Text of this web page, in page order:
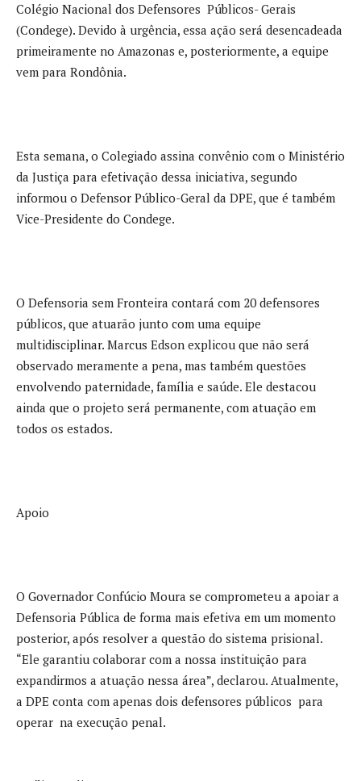
Colégio Nacional dos Defensores Públicos- Gerais
(Condege). Devido à urgência, essa ação será desencadeada
primeiramente no Amazonas e, posteriormente, a equipe
vem para Rondônia.
Esta semana, o Colegiado assina convênio com o Ministério
da Justiça para efetivação dessa iniciativa, segundo
informou o Defensor Público-Geral da DPE, que é também
Vice-Presidente do Condege.
O Defensoria sem Fronteira contará com 20 defensores
públicos, que atuarão junto com uma equipe
multidisciplinar. Marcus Edson explicou que não será
observado meramente a pena, mas também questões
envolvendo paternidade, família e saúde. Ele destacou
ainda que o projeto será permanente, com atuação em
todos os estados.
Apoio
O Governador Confúcio Moura se comprometeu a apoiar a
Defensoria Pública de forma mais efetiva em um momento
posterior, após resolver a questão do sistema prisional.
“Ele garantiu colaborar com a nossa instituição para
expandirmos a atuação nessa área”, declarou. Atualmente,
a DPE conta com apenas dois defensores públicos para
operar na execução penal.